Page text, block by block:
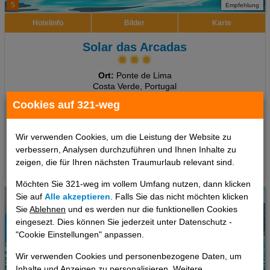
Cookies auf 321-weg
Wir verwenden Cookies, um die Leistung der Website zu
verbessern, Analysen durchzuführen und Ihnen Inhalte zu
zeigen, die für Ihren nächsten Traumurlaub relevant sind.
Möchten Sie 321-weg im vollem Umfang nutzen, dann klicken
Sie aufAlle akzeptieren . Falls Sie das nicht möchten klicken
SieAblehnen und es werden nur die funktionellen Cookies
eingesezt. Dies können Sie jederzeit unter Datenschutz -
"Cookie Einstellungen" anpassen.
Wir verwenden Cookies und personenbezogene Daten, um
5 Empfehlung
Hotelinfo Bilder Karte
Solar das Arcadas
Ort: Ponte de Lima
Costa Verde, Portugal
7 Tage, Doppelzimmer, Ohne Verpflegung
678 €
pro Person
Termine